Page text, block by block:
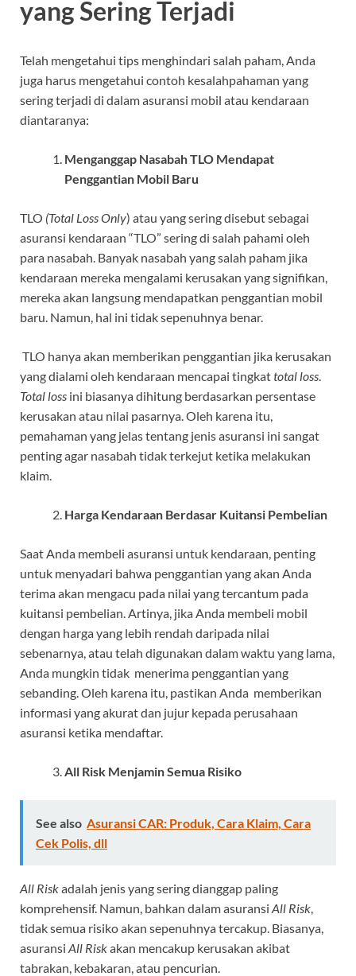
yang Sering Terjadi
Telah mengetahui tips menghindari salah paham, Anda
juga harus mengetahui contoh kesalahpahaman yang
sering terjadi di dalam asuransi mobil atau kendaraan
diantaranya:
Menganggap Nasabah TLO Mendapat
Penggantian Mobil Baru
TLO (Total Loss Only) atau yang sering disebut sebagai
asuransi kendaraan “TLO” sering di salah pahami oleh
para nasabah. Banyak nasabah yang salah paham jika
kendaraan mereka mengalami kerusakan yang signifikan,
mereka akan langsung mendapatkan penggantian mobil
baru. Namun, hal ini tidak sepenuhnya benar.
TLO hanya akan memberikan penggantian jika kerusakan
yang dialami oleh kendaraan mencapai tingkattotal loss
Total loss ini biasanya dihitung berdasarkan persentase
kerusakan atau nilai pasarnya. Oleh karena itu,
pemahaman yang jelas tentang jenis asuransi ini sangat
penting agar nasabah tidak terkejut ketika melakukan
klaim.
Harga Kendaraan Berdasar Kuitansi Pembelian
Saat Anda membeli asuransi untuk kendaraan, penting
untuk menyadari bahwa penggantian yang akan Anda
terima akan mengacu pada nilai yang tercantum pada
kuitansi pembelian. Artinya, jika Anda membeli mobil
dengan harga yang lebih rendah daripada nilai
sebenarnya, atau telah digunakan dalam waktu yang lama,
Anda mungkin tidak menerima penggantian yang
sebanding. Oleh karena itu, pastikan Anda memberikan
informasi yang akurat dan jujur ​​kepada perusahaan
asuransi ketika mendaftar.
All Risk Menjamin Semua Risiko
See also Asuransi CAR: Produk, Cara Klaim, Cara
Cek Polis, dll
All Riskadalah jenisyang sering dianggap paling
komprehensif. Namun, bahkan dalam asuransi All Risk
tidak semua risiko akan sepenuhnya tercakup. Biasanya,
asuransi All Riskakan mencakup kerusakan akibat
tabrakan, kebakaran, atau pencurian.